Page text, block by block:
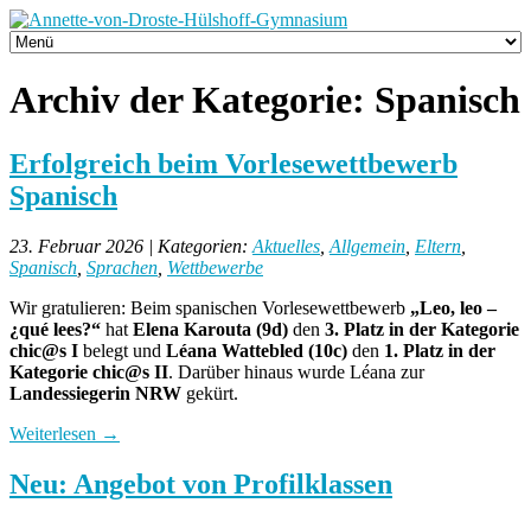
Archiv der Kategorie: Spanisch
Erfolgreich beim Vorlesewettbewerb
Spanisch
23. Februar 2026 | Kategorien: Aktuelles Allgemein Eltern
Spanisch Sprachen Wettbewerbe
Wir gratulieren: Beim spanischen Vorlesewettbewerb „Leo, leo –
¿qué lees?“ hat Elena Karouta (9d) den 3. Platz in der Kategorie
chic@s I belegt und Léana Wattebled (10c) den 1. Platz in der
Kategorie chic@s II. Darüber hinaus wurde Léana zur
Landessiegerin NRW gekürt.
Weiterlesen →
Neu: Angebot von Profilklassen